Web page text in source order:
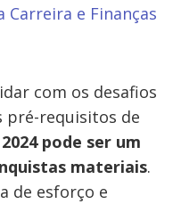
e Finanças
com os desafios
pré-requisitos de
2024 pode ser um
materiais.
de esforço e